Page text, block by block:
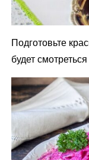
Подготовьте
будет